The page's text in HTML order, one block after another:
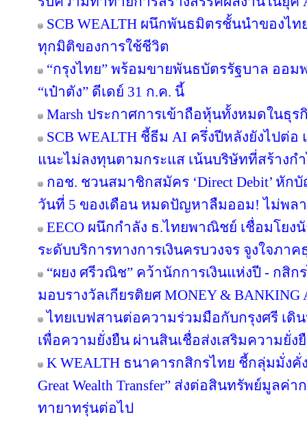
SCB WEALTH ผนึกพันธมิตรชั้นนำของไ
ทุกมิติของการใช้ชีวิต
“กรุงไทย” พร้อมขายพันธบัตรรัฐบาล ออ
“เป๋าตัง” ดีเดย์ 31 ก.ค. นี้
Marsh ประกาศการเข้าถือหุ้นทั้งหมดในธุร
SCB WEALTH ชี้ธีม AI ครึ่งปีหลังยังไปต่
แนะไม่ลงทุนตามกระแส เน้นบริษัทที่สร้างก
กอช. ชวนสมาชิกสมัคร ‘Direct Debit’ หั
วันที่ 5 ของเดือน หมดปัญหาลืมออม! ไม่พล
EECO ผนึกกำลัง ธ.ไทยพาณิชย์ เชื่อมโยง
ระดับบริการทางการเงินครบวงจร จูงใจภา
“ผยง ศรีวณิช” คว้านักการเงินแห่งปี - กสิ
มอบรางวัลเกียรติยศ MONEY & BANKING
ไทยเบฟสานต่อความร่วมมือกับกรุงศรี เดิ
เพื่อความยั่งยืน ผ่านสินเชื่อส่งเสริมความยั่ง
K WEALTH ธนาคารกสิกรไทย ชี้กลุ่มมั่งคั่
Great Wealth Transfer” ส่งต่อสินทรัพย์มูลค่
ทายาทรุ่นต่อไป